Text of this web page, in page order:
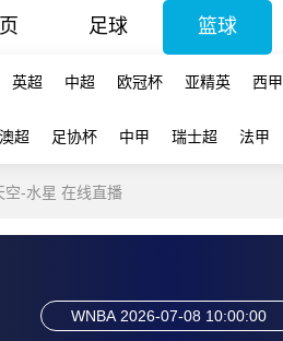
足球 篮球
英超 中超 欧冠杯 亚精英 西甲
澳超 足协杯 中甲 瑞士超 法甲
空-水星 在线直播
WNBA 2026-07-08 10:00:00